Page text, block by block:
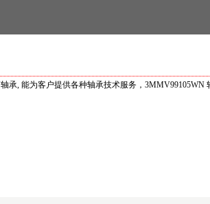
承, 能为客户提供各种轴承技术服务，